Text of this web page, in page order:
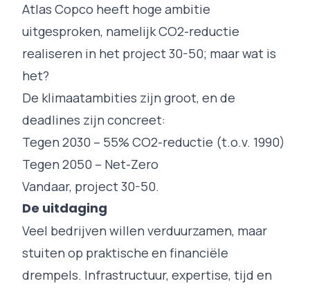
Atlas Copco heeft hoge ambitie
uitgesproken, namelijk CO2-reductie
realiseren in het project 30-50; maar wat is
het?
De klimaatambities zijn groot, en de
deadlines zijn concreet:
Tegen 2030 – 55% CO2-reductie (t.o.v. 1990)
Tegen 2050 – Net-Zero
Vandaar, project 30-50.
De uitdaging
Veel bedrijven willen verduurzamen, maar
stuiten op praktische en financiële
drempels. Infrastructuur, expertise, tijd en